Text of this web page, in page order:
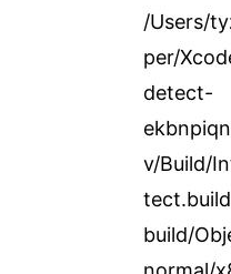
/Users/
per/
detect-
v/Build/
build/